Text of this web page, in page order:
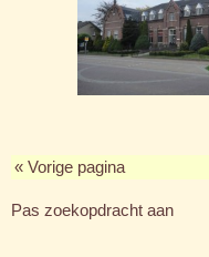
« Vorige pagina
Pas zoekopdracht aan